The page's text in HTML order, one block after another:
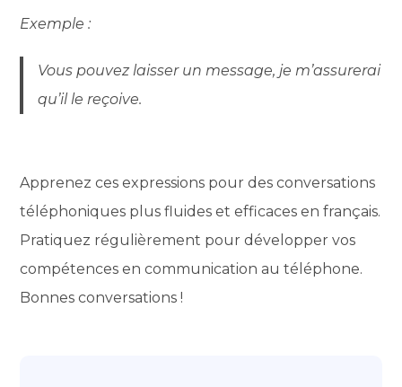
Exemple :
Vous pouvez laisser un message, je m’assurerai
qu’il le reçoive.
Apprenez ces expressions pour des conversations
téléphoniques plus fluides et efficaces en français.
Pratiquez régulièrement pour développer vos
compétences en communication au téléphone.
Bonnes conversations !